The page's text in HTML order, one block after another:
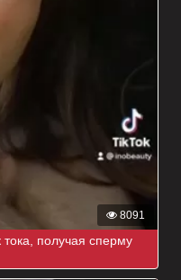
8091
получая сперму